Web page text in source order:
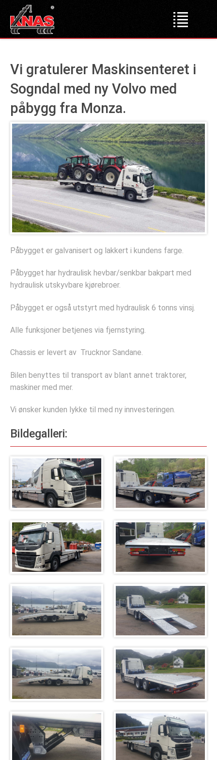
Produkter
Lastebilkraner
Dumper
Liftdumper
Tipper
Krokløftere
Bakløft
Bruktmarked
Deler og tilbehør
Lastesikring
Stropper
Tømmerbanker
Komponenter
Verkstedet
Bestill verkstedtime
Selskapet
Kontakt oss
Vi gratulerer Maskinsenteret i
Sogndal med ny Volvo med
påbygg fra Monza.
Påbygget er galvanisert og lakkert i kundens farge.
Påbygget har hydraulisk hevbar/senkbar bakpart med
hydraulisk utskyvbare kjørebroer.
Påbygget er også utstyrt med hydraulisk 6 tonns vinsj.
Alle funksjoner betjenes via fjernstyring.
Chassis er levert av Trucknor Sandane.
Bilen benyttes til transport av blant annet traktorer,
maskiner med mer.
Vi ønsker kunden lykke til med ny innvesteringen.
Bildegalleri: